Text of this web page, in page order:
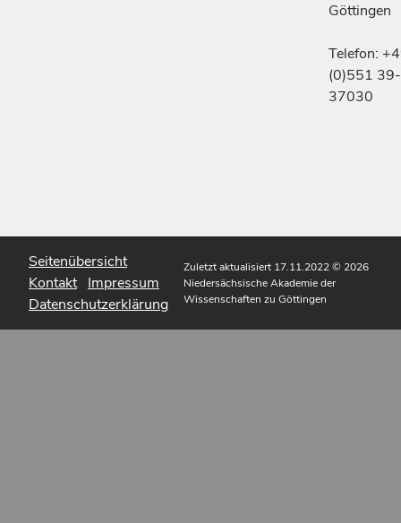
Göttingen
Telefon:
(0)551 39-
37030
Seitenübersicht
Kontakt Impressum
Datenschutzerklärung
Zuletzt aktualisiert 17.11.2022© 2026
Niedersächsische Akademie der
Wissenschaften zu Göttingen